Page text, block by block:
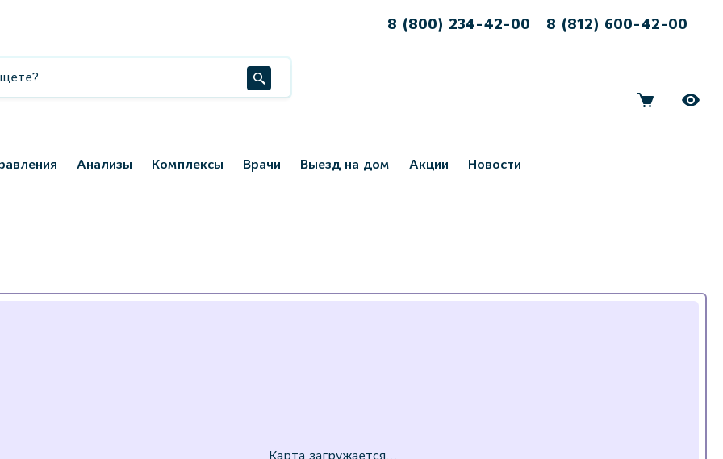
8 (800) 234-42-00 8 (812) 600-42-00
Анализы Комплексы Врачи Выезд на дом Акции Новости